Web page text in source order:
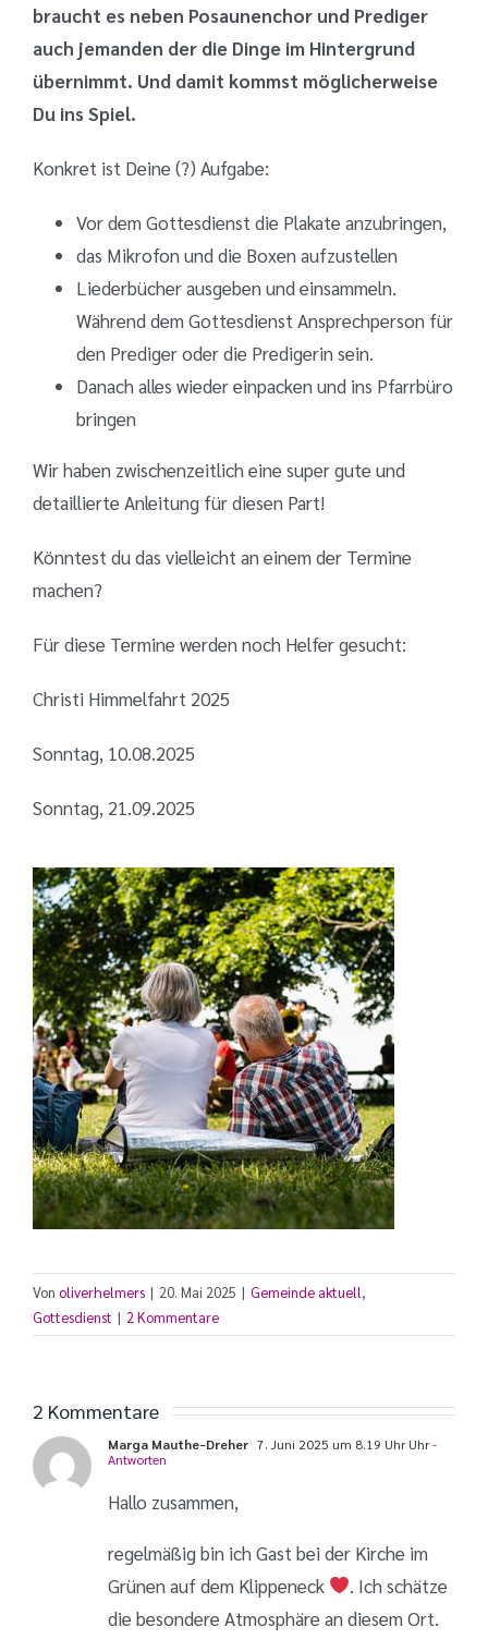
braucht es neben Posaunenchor und Prediger
auch jemanden der die Dinge im Hintergrund
übernimmt. Und damit kommst möglicherweise
Du ins Spiel.
Konkret ist Deine (?) Aufgabe:
Vor dem Gottesdienst die Plakate anzubringen,
das Mikrofon und die Boxen aufzustellen
Liederbücher ausgeben und einsammeln.
Während dem Gottesdienst Ansprechperson für
den Prediger oder die Predigerin sein.
Danach alles wieder einpacken und ins Pfarrbüro
bringen
Wir haben zwischenzeitlich eine super gute und
detaillierte Anleitung für diesen Part!
Könntest du das vielleicht an einem der Termine
machen?
Für diese Termine werden noch Helfer gesucht:
Christi Himmelfahrt 2025
Sonntag, 10.08.2025
Sonntag, 21.09.2025
Von oliverhelmers | 20. Mai 2025 | Gemeinde aktuell,
Gottesdienst | 2 Kommentare
2 Kommentare
Marga Mauthe-Dreher 7. Juni 2025 um 8.19 Uhr Uhr-
Antworten
Hallo zusammen,
regelmäßig bin ich Gast bei der Kirche im
Grünen auf dem Klippeneck
. Ich schätze
die besondere Atmosphäre an diesem Ort.